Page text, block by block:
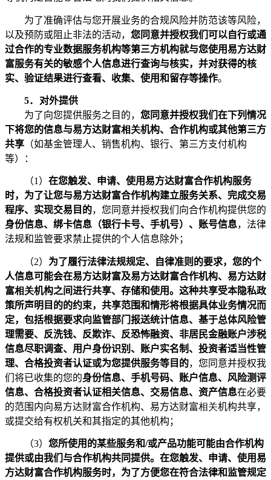
为了准确评估与您开展业务的合规风险并防范该等风险，
以及预防或阻止非法的活动， 您同意并授权我们可以自行或通
过合作的专业数据服务机构等第三方机构就与您使用易方达财
富服务有关的敏感个人信息进行查询与核实，并对获得的核
实、验证结果进行查看、收集、使用和留存等操作。
5． 对外提供
为了向您提供服务之目的， 您同意并授权我们在下列情况
下将您的信息与易方达财富相关机构、合作机构或其他第三方
共享 （如基金管理人、销售机构、银行、第三方支付机构
等）：
（1 ） 在您触发、申请、使用易方达财富合作机构服务
时，为了让您与易方达财富合作机构建立服务关系、完成交易
程序、实现交易目的，您同意并授权我们向合作机构提供您的
身份信息、绑卡信息（银行卡号、手机号）、账号信息，法律
法规和监管要求禁止提供的个人信息除外；
（2） 为了履行法律法规规定、自律准则的要求，您的个
人信息可能会在易方达财富及易方达财富合作机构、易方达财
富相关机构之间进行共享、存储和使用。这种共享受本隐私政
策所声明目的的约束，共享范围和情形将根据具体业务情况而
定，包括根据要求向监管部门报送统计信息、基于总体风险管
理需要、反洗钱、反欺诈、反恐怖融资、非居民金融账户涉税
信息尽职调查、用户身份识别、账户实名制、投资者适当性管
理、合格投资者认证或为您提供服务等目的，您同意并授权我
们将已收集的您的身份信息、手机号码、账户信息、风险测评
信息、合格投资者认证相关信息、交易信息、资产信息在必要
的范围内向易方达财富合作机构、易方达财富相关机构共享，
或提交给有权机关和其指定的其他机构；
（3） 您所使用的某些服务和/或产品功能可能由合作机构
提供或由我们与合作机构共同提供。在您触发、申请、使用易
方达财富合作机构服务时，为了方便您在符合法律和监管规定